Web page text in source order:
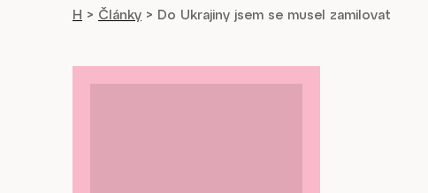
H > Články > Do Ukrajiny jsem se musel zamilovat